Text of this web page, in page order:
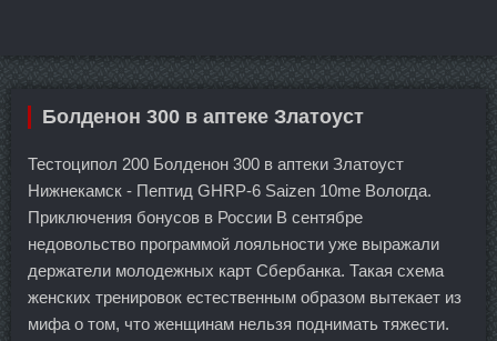
Болденон 300 в аптеке Златоуст
Тестоципол 200 Болденон 300 в аптеки Златоуст
Нижнекамск - Пептид GHRP-6 Saizen 10me Вологда.
Приключения бонусов в России В сентябре
недовольство программой лояльности уже выражали
держатели молодежных карт Сбербанка. Такая схема
женских тренировок естественным образом вытекает из
мифа о том, что женщинам нельзя поднимать тяжести.